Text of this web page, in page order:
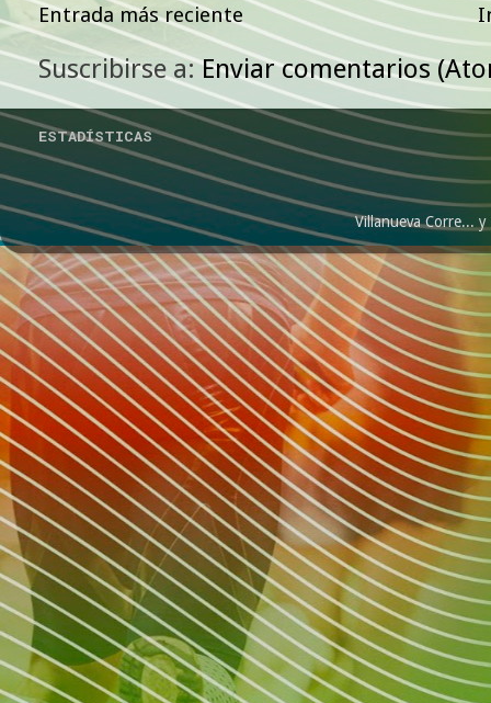
Entrada más reciente
Suscribirse a:Enviar comentarios
ESTADÍSTICAS
Villanueva Corre...